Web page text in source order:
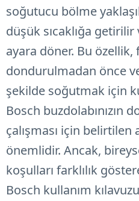
soğutucu bölme
düşük sıcaklığa
ayara döner. Bu
dondurulmadan önce
şekilde soğutmak için
Bosch buzdolabınızın
çalışması için belirtilen
önemlidir. Ancak,
koşulları farklılık
Bosch kullanım